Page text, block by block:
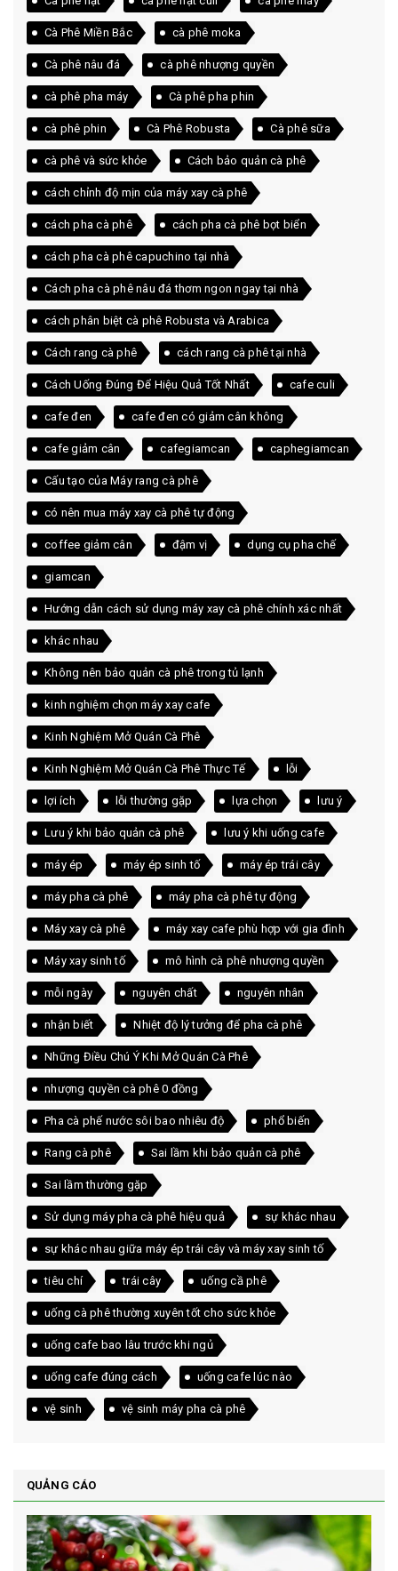
Cà Phê Miền Bắc cà phê moka
Cà phê nâu đá cà phê nhượng quyền
cà phê pha máy Cà phê pha phin
cà phê phin Cà Phê Robusta Cà phê sữa
cà phê và sức khỏe Cách bảo quản cà phê
cách chỉnh độ mịn của máy xay cà phê
cách pha cà phê cách pha cà phê bọt biển
cách pha cà phê capuchino tại nhà
Cách pha cà phê nâu đá thơm ngon ngay tại nhà
cách phân biệt cà phê Robusta và Arabica
Cách rang cà phê cách rang cà phê tại nhà
Cách Uống Đúng Để Hiệu Quả Tốt Nhất cafe culi
cafe đen cafe đen có giảm cân không
cafe giảm cân cafegiamcan caphegiamcan
Cấu tạo của Máy rang cà phê
có nên mua máy xay cà phê tự động
coffee giảm cân đậm vị dụng cụ pha chế
giamcan
Hướng dẫn cách sử dụng máy xay cà phê chính xác nhất
khác nhau
Không nên bảo quản cà phê trong tủ lạnh
kinh nghiệm chọn máy xay cafe
Kinh Nghiệm Mở Quán Cà Phê
Kinh Nghiệm Mở Quán Cà Phê Thực Tế lỗi
lợi ích lỗi thường gặp lựa chọn lưu ý
Lưu ý khi bảo quản cà phê lưu ý khi uống cafe
máy ép máy ép sinh tố máy ép trái cây
máy pha cà phê máy pha cà phê tự động
Máy xay cà phê máy xay cafe phù hợp với gia đình
Máy xay sinh tố mô hình cà phê nhượng quyền
mỗi ngày nguyên chất nguyên nhân
nhận biết Nhiệt độ lý tưởng để pha cà phê
Những Điều Chú Ý Khi Mở Quán Cà Phê
nhượng quyền cà phê 0 đồng
Pha cà phế nước sôi bao nhiêu độ phổ biến
Rang cà phê Sai lầm khi bảo quản cà phê
Sai lầm thường gặp
Sử dụng máy pha cà phê hiệu quả sự khác nhau
sự khác nhau giữa máy ép trái cây và máy xay sinh tố
tiêu chí trái cây uống cầ phê
uống cà phê thường xuyên tốt cho sức khỏe
uống cafe bao lâu trước khi ngủ
uống cafe đúng cách uống cafe lúc nào
vệ sinh vệ sinh máy pha cà phê
QUẢNG CÁO